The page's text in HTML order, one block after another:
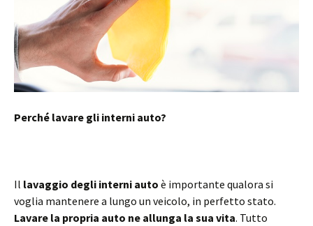
Perché lavare gli interni auto?
Il lavaggio degli interni auto è importante qualora si
voglia mantenere a lungo un veicolo, in perfetto stato.
Lavare la propria auto ne allunga la sua vita. Tutto